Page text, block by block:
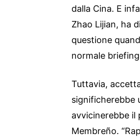
dalla Cina. E
Zhao Lijian, ha
questione
normale
Tuttavia,
significherebbe
avvicinerebbe il
Membreño.